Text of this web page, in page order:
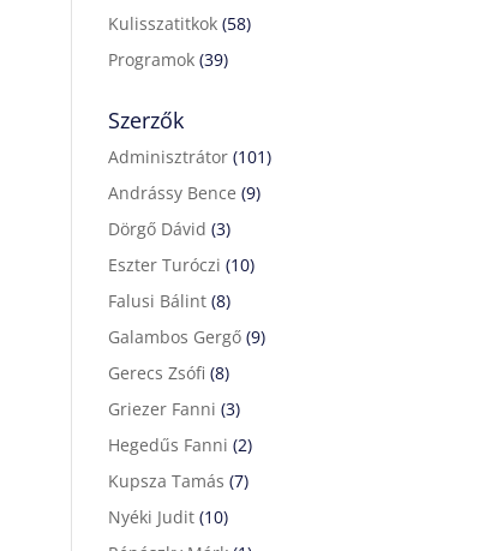
Kulisszatitkok (58)
Programok (39)
Szerzők
Adminisztrátor (101)
Andrássy Bence (9)
Dörgő Dávid (3)
Eszter Turóczi (10)
Falusi Bálint (8)
Galambos Gergő (9)
Gerecs Zsófi (8)
Griezer Fanni (3)
Hegedűs Fanni (2)
Kupsza Tamás (7)
Nyéki Judit (10)